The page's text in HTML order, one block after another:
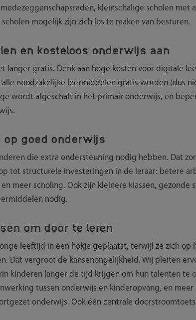
kleinschalige scholen met
mogelijk zijn zich los te maken van besturen.
en kosteloos onderwijs aan
langer gratis. Denk aan hoge kosten voor digitale
noodzakelijke leermiddelen gratis worden (dus
wordt afgeschaft in het primair onderwijs, en
goed onderwijs
die extra ondersteuning nodig hebben. Dat
tot structurele investeringen in de leraar: betere
meer scholing. Ook zijn kleinere klassen, gezonde
nodig.
om door te leren
leeftijd in een hokje geplaatst, terwijl ze zich op
Dat vergroot de kansenongelijkheid. Wij pleiten
kinderen langer de tijd krijgen om hun talenten te
tussen onderwijs en kinderopvang, en
onderwijs. Ook één centrale doorstroomtoets